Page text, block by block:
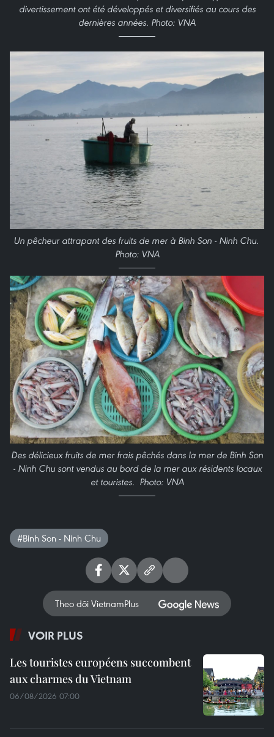
divertissement ont été développés et diversifiés au cours des
dernières années. Photo: VNA
Un pêcheur attrapant des fruits de mer à Binh Son - Ninh Chu.
Photo: VNA
Des délicieux fruits de mer frais pêchés dans la mer de Binh Son
- Ninh Chu sont vendus au bord de la mer aux résidents locaux
et touristes. Photo: VNA
#Binh Son - Ninh Chu
Theo dõi VietnamPlus
VOIR PLUS
Les touristes européens succombent
aux charmes du Vietnam
06/08/2026 07:00